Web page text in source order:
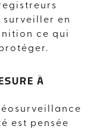
surveiller en
ce qui
À
est pensée